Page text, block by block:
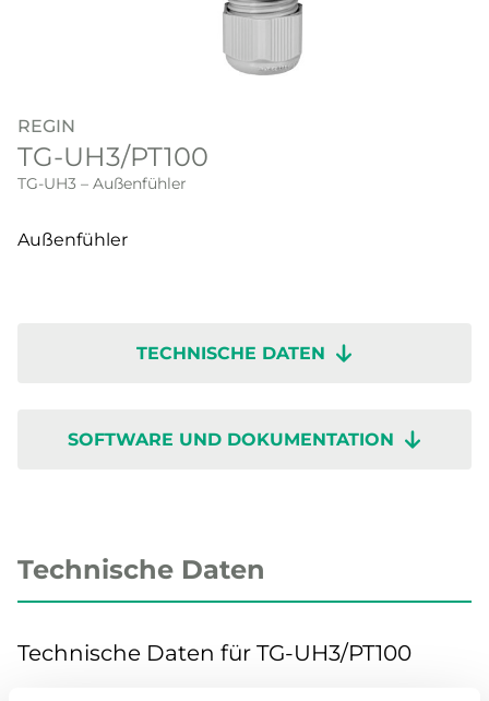
REGIN
TG-UH3/PT100
TG-UH3 – Außenfühler
Außenfühler
TECHNISCHE DATEN
SOFTWARE UND DOKUMENTATION
Technische Daten
Technische Daten für TG-UH3/PT100